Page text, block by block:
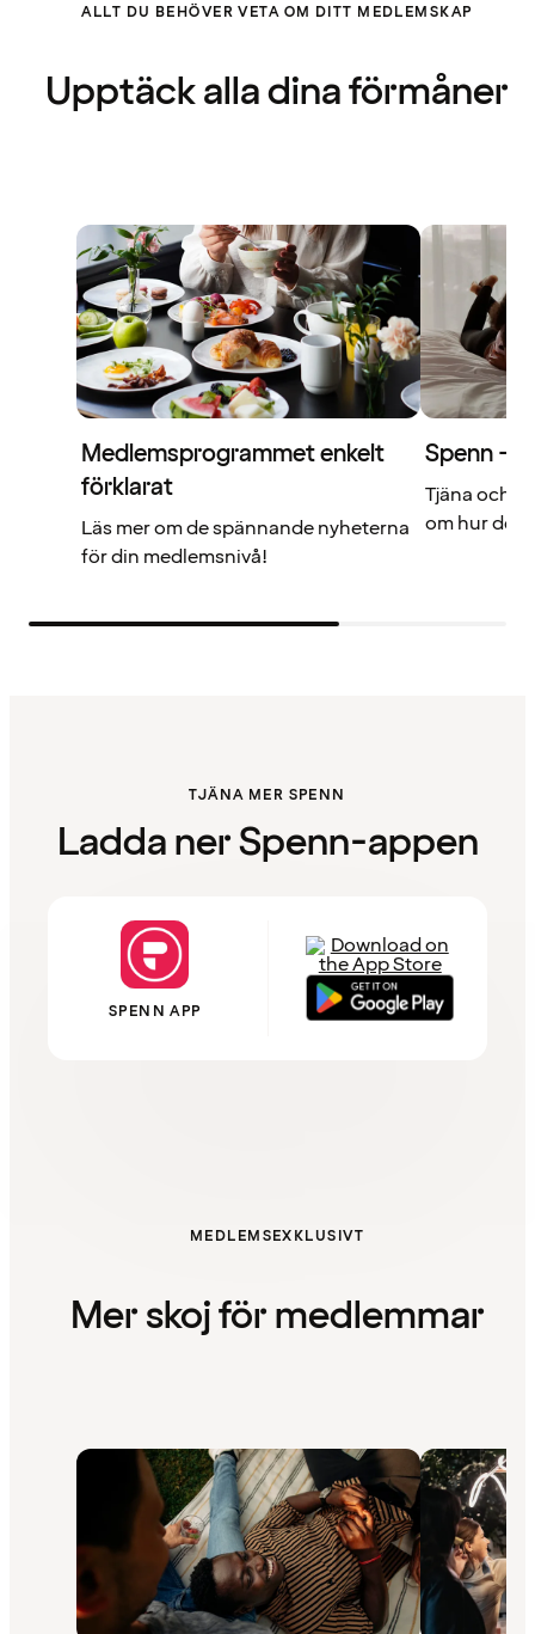
ALLT DU BEHÖVER VETA OM DITT MEDLEMSKAP
Upptäck alla dina förmåner
Medlemsprogrammet enkelt
förklarat
Läs mer om de spännande nyheterna
för din medlemsnivå!
Spenn –
Tjäna och
om hur det
TJÄNA MER SPENN
Ladda ner Spenn-appen
SPENN APP
MEDLEMSEXKLUSIVT
Mer skoj för medlemmar